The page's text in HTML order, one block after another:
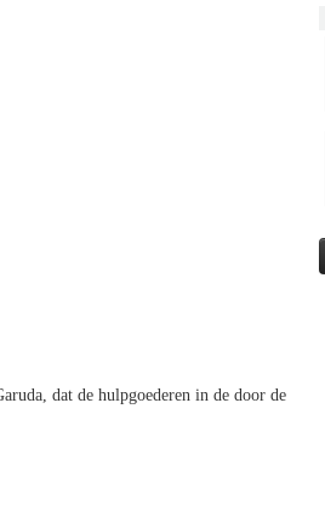
dat de hulpgoederen in de door de